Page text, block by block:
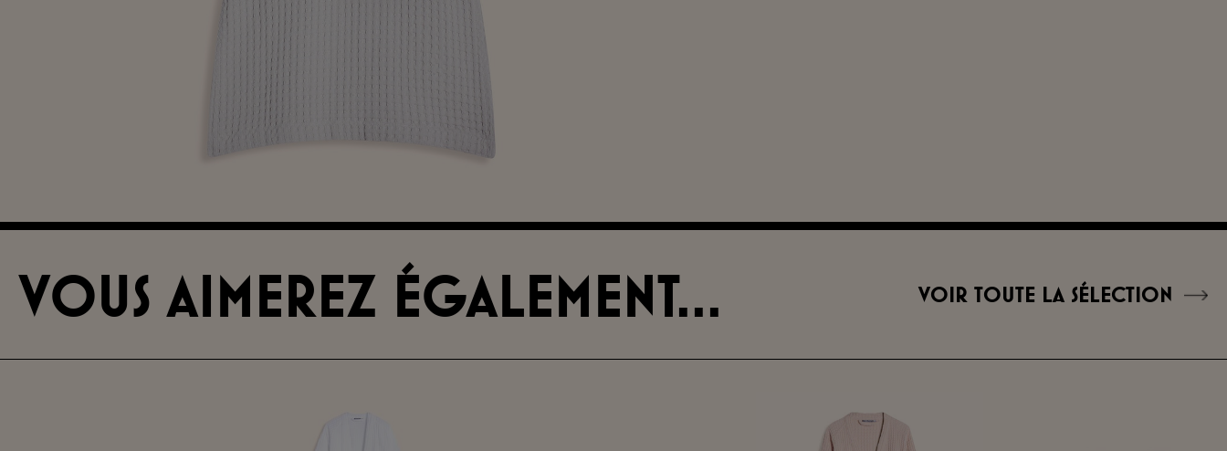
VOUS AIMEREZ ÉGALEMENT... VOIR TOUTE LA SÉLECTION